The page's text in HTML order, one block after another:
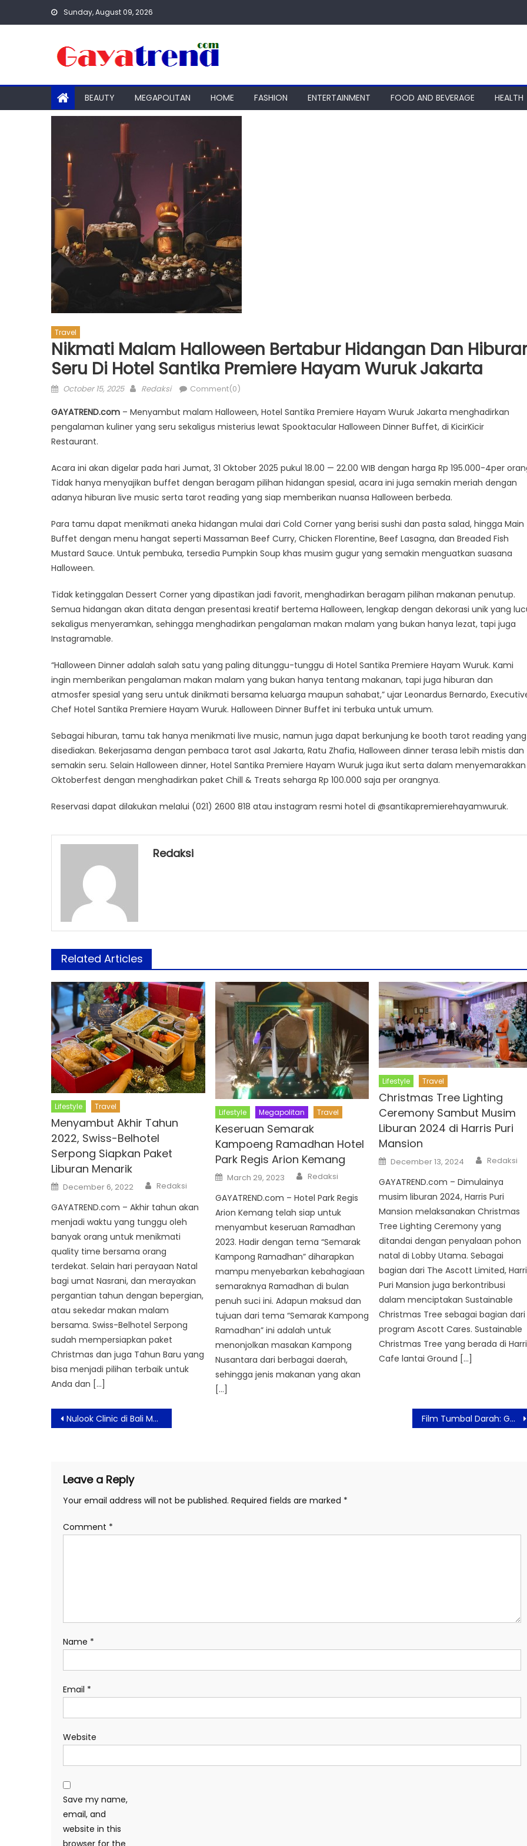
Sunday, August 09, 2026
BEAUTY MEGAPOLITAN HOME FASHION ENTERTAINMENT FOOD AND BEVERAGE HEALTH
Travel
Nikmati Malam Halloween Bertabur Hidangan Dan
Seru Di Hotel Santika Premiere Hayam Wuruk Jakarta
Posted
October 15, 2025 Author
Redaksi Comment(0)
GAYATREND.com – Menyambut malam Halloween, Hotel Santika Premiere Hayam Wuruk Jakarta menghadirkan
pengalaman kuliner yang seru sekaligus misterius lewat Spooktacular Halloween Dinner Buffet, di KicirKicir
Restaurant.
Acara ini akan digelar pada hari Jumat, 31 Oktober 2025 pukul 18.00 — 22.00 WIB dengan harga Rp 195.000-4per
Tidak hanya menyajikan buffet dengan beragam pilihan hidangan spesial, acara ini juga semakin meriah dengan
adanya hiburan live music serta tarot reading yang siap memberikan nuansa Halloween berbeda.
Para tamu dapat menikmati aneka hidangan mulai dari Cold Corner yang berisi sushi dan pasta salad, hingga Main
Buffet dengan menu hangat seperti Massaman Beef Curry, Chicken Florentine, Beef Lasagna, dan Breaded Fish
Mustard Sauce. Untuk pembuka, tersedia Pumpkin Soup khas musim gugur yang semakin menguatkan suasana
Halloween.
Tidak ketinggalan Dessert Corner yang dipastikan jadi favorit, menghadirkan beragam pilihan makanan penutup.
Semua hidangan akan ditata dengan presentasi kreatif bertema Halloween, lengkap dengan dekorasi unik yang
sekaligus menyeramkan, sehingga menghadirkan pengalaman makan malam yang bukan hanya lezat, tapi juga
Instagramable.
“Halloween Dinner adalah salah satu yang paling ditunggu-tunggu di Hotel Santika Premiere Hayam Wuruk. Kami
ingin memberikan pengalaman makan malam yang bukan hanya tentang makanan, tapi juga hiburan dan
atmosfer spesial yang seru untuk dinikmati bersama keluarga maupun sahabat,” ujar Leonardus Bernardo,
Chef Hotel Santika Premiere Hayam Wuruk. Halloween Dinner Buffet ini terbuka untuk umum.
Sebagai hiburan, tamu tak hanya menikmati live music, namun juga dapat berkunjung ke booth tarot reading yang
disediakan. Bekerjasama dengan pembaca tarot asal Jakarta, Ratu Zhafia, Halloween dinner terasa lebih mistis dan
semakin seru. Selain Halloween dinner, Hotel Santika Premiere Hayam Wuruk juga ikut serta dalam menyemarakkan
Oktoberfest dengan menghadirkan paket Chill & Treats seharga Rp 100.000 saja per orangnya.
Reservasi dapat dilakukan melalui (021) 2600 818 atau instagram resmi hotel di @santikapremierehayamwuruk.
Redaksi
Related Articles
Lifestyle Travel
Menyambut Akhir Tahun
2022, Swiss-Belhotel
Serpong Siapkan Paket
Liburan Menarik
Posted
on
December 6, 2022 Author
Redaksi
GAYATREND.com – Akhir tahun akan
menjadi waktu yang tunggu oleh
banyak orang untuk menikmati
quality time bersama orang
terdekat. Selain hari perayaan Natal
bagi umat Nasrani, dan merayakan
pergantian tahun dengan bepergian,
atau sekedar makan malam
bersama. Swiss-Belhotel Serpong
sudah mempersiapkan paket
Christmas dan juga Tahun Baru yang
bisa menjadi pilihan terbaik untuk
Anda dan […]
Lifestyle Megapolitan Travel
Keseruan Semarak
Kampoeng Ramadhan Hotel
Park Regis Arion Kemang
Posted
on
March 29, 2023 Author
Redaksi
GAYATREND.com – Hotel Park Regis
Arion Kemang telah siap untuk
menyambut keseruan Ramadhan
2023. Hadir dengan tema “Semarak
Kampong Ramadhan” diharapkan
mampu menyebarkan kebahagiaan
semaraknya Ramadhan di bulan
penuh suci ini. Adapun maksud dan
tujuan dari tema “Semarak Kampong
Ramadhan” ini adalah untuk
menonjolkan masakan Kampong
Nusantara dari berbagai daerah,
sehingga jenis makanan yang akan
[…]
Lifestyle Travel
Christmas Tree Lighting
Ceremony Sambut Musim
Liburan 2024 di Harris Puri
Mansion
Posted
on
December 13, 2024 Author
Redaksi
GAYATREND.com – Dimulainya
musim liburan 2024, Harris Puri
Mansion melaksanakan Christmas
Tree Lighting Ceremony yang
ditandai dengan penyalaan pohon
natal di Lobby Utama. Sebagai
bagian dari The Ascott Limited,
Puri Mansion juga berkontribusi
dalam menciptakan Sustainable
Christmas Tree sebagai bagian dari
program Ascott Cares. Sustainable
Christmas Tree yang berada di
Cafe lantai Ground […]
Post
navigation
Nulook Clinic di Bali Muncul sebagai Pusat Pelatihan Global untuk Kedokteran Estetika Film Tumbal Darah: Gebrakan Baru Horor-Action Indonesia, Banjir Teriakan dan Pujian!
Leave a Reply
Your email address will not be published. Required fields are marked *
Comment *
Name *
Email *
Website
Save my name,
email, and
website in this
browser for the